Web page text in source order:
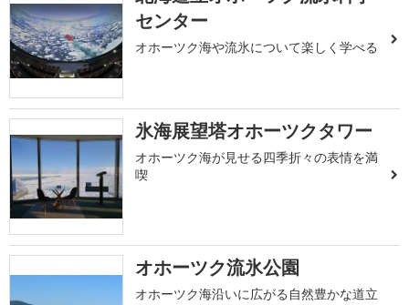
センター
オホーツク海や流氷について楽しく学べる
氷海展望塔オホーツクタワー
オホーツク海が見せる四季折々の表情を満
喫
オホーツク流氷公園
オホーツク海沿いに広がる自然豊かな道立